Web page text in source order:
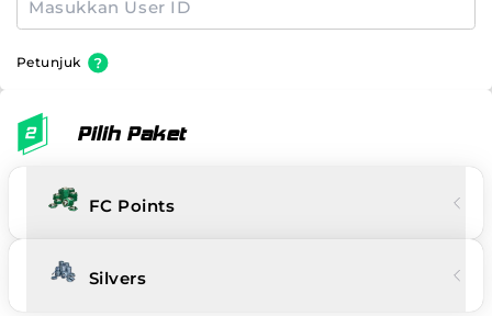
Petunjuk
Pilih Paket
FC Points
Silvers